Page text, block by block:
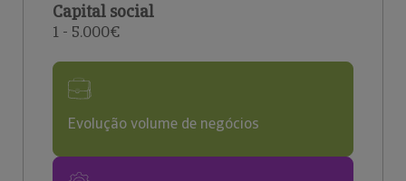
Capital social
1 - 5.000€
Evolução volume de negócios